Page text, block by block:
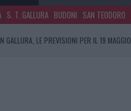
S. T. GALLURA BUDONI SAN TEODORO
GALLURA, LE PREVISIONI PER IL 19 MAGGIO